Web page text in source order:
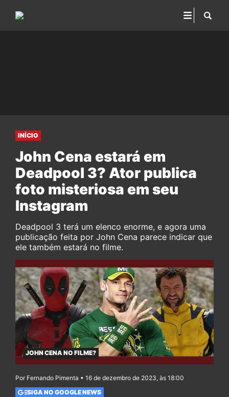
INÍCIO
John Cena estará em
Deadpool 3? Ator publica
foto misteriosa em seu
Instagram
Deadpool 3 terá um elenco enorme, e agora uma
publicação feita por John Cena parece indicar que
ele também estará no filme.
JOHN CENA NO FILME?
Por Fernando Pimenta • 16 de dezembro de 2023, às 18:00
SIGA NO GOOGLE NEWS